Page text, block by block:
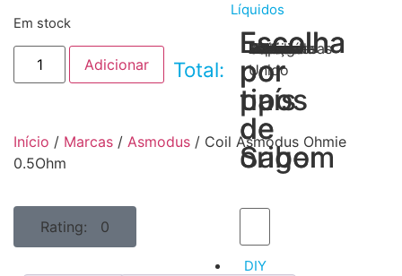
Líquidos
Escolha
por
tipos
de
Sabor
Tabaco
Frutas
Bebidas
Frescos
Sobremesas
Escolha
por
país
de
origem
Portugal
Alemanha
USA
Reino
Unido
Canadá
França
Malásia
Filipinas
Espanha
Polónia
Grécia
DIY
Em stock
Adicionar Total:
Início / Marcas / Asmodus / Coil Asmodus Ohmie
0.5Ohm
Rating: 0